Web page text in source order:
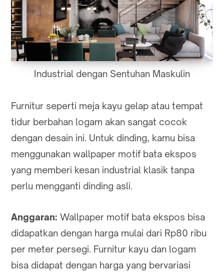
Industrial dengan Sentuhan Maskulin
Furnitur seperti meja kayu gelap atau tempat
tidur berbahan logam akan sangat cocok
dengan desain ini. Untuk dinding, kamu bisa
menggunakan wallpaper motif bata ekspos
yang memberi kesan industrial klasik tanpa
perlu mengganti dinding asli.
Anggaran: Wallpaper motif bata ekspos bisa
didapatkan dengan harga mulai dari Rp80 ribu
per meter persegi. Furnitur kayu dan logam
bisa didapat dengan harga yang bervariasi